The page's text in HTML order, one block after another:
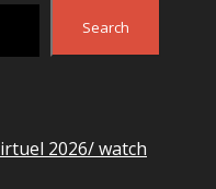
Search
2026/ watch